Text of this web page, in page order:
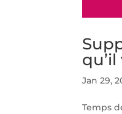
Jan 29,
Temps